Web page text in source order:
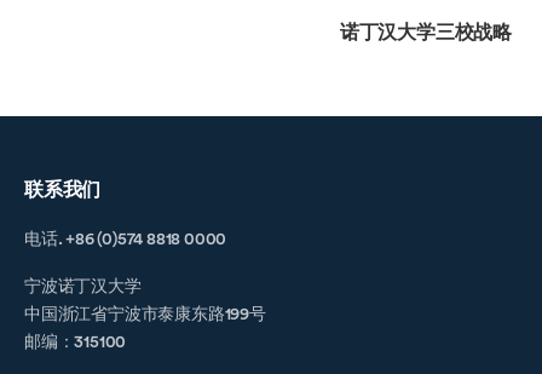
诺丁汉大学三校战略
联系我们
电话. +86 (0)574 8818 0000
宁波诺丁汉大学
中国浙江省宁波市泰康东路199号
邮编：315100